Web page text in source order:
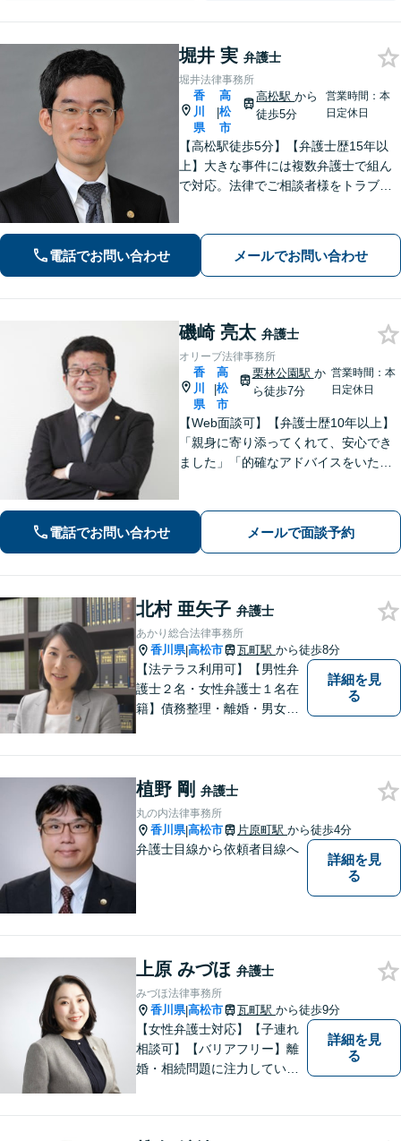
堀井 実 弁護士
堀井法律事務所
香
川
県
|
高
松
市
高松駅から
徒歩5分
営業時間：本
日定休日
【高松駅徒歩5分】【弁護士歴15年以
上】大きな事件には複数弁護士で組ん
で対応。法律でご相談者様をトラブル
人として、誠心誠意ご対応します。お
気軽にご連絡ください。
電話でお問い合わせ メールでお問い合わせ
磯崎 亮太 弁護士
オリーブ法律事務所
香
川
県
|
高
松
市
栗林公園駅 か
ら徒歩7分
営業時間：本
日定休日
【Web面談可】【弁護士歴10年以上】
「親身に寄り添ってくれて、安心でき
ました」「的確なアドバイスをいただ
い、解決の方針を考えてまいります
【栗林公園駅7分／駐車場あり】
電話でお問い合わせ メールで面談予約
北村 亜矢子 弁護士
あかり総合法律事務所
香川県|高松市 瓦町駅 から徒歩8分
【法テラス利用可】【男性弁
護士２名・女性弁護士１名在
籍】債務整理・離婚・男女問
明を心がけています。早期解
決のため、まずはお気軽にご
相談ください。
詳細を見
る
植野 剛 弁護士
丸の内法律事務所
香川県|高松市 片原町駅 から徒歩4分
弁護士目線から依頼者目線へ
詳細を見
る
上原 みづほ 弁護士
みづほ法律事務所
香川県|高松市 瓦町駅 から徒歩9分
【女性弁護士対応】【子連れ
相談可】【バリアフリー】離
婚・相続問題に注力していま
詳細を見
る